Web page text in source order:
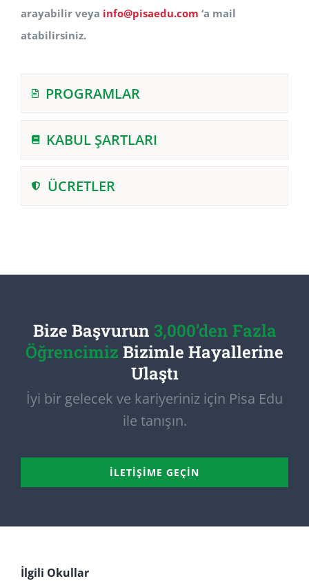
arayabilir veya info@pisaedu.com ‘a mail
atabilirsiniz.
PROGRAMLAR
KABUL ŞARTLARI
ÜCRETLER
Bize Başvurun 3,000’den Fazla
Öğrencimiz Bizimle Hayallerine
Ulaştı
İyi bir gelecek ve kariyeriniz için Pisa Edu
ile tanışın.
İLETIŞIME GEÇIN
İlgili Okullar